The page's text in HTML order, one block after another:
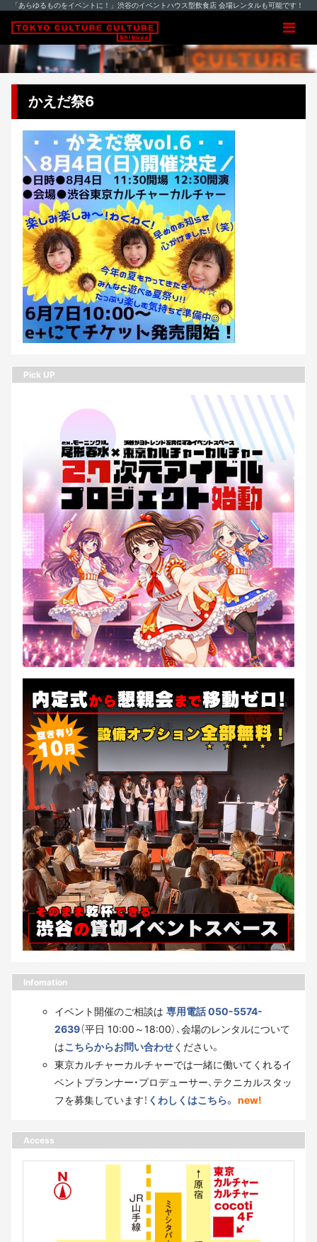
「あらゆるものをイベントに！」渋谷のイベントハウス型飲食店 会場レンタルも可能です！
かえだ祭6
Pick UP
Infomation
イベント開催のご相談は 専用電話 050-5574-
2639（平日 10:00～18:00）、会場のレンタルについて
はこちらからお問い合わせください。
東京カルチャーカルチャーでは一緒に働いてくれるイ
ベントプランナー・プロデューサー、テクニカルスタッ
フを募集しています！ くわしくはこちら。 new!
Access